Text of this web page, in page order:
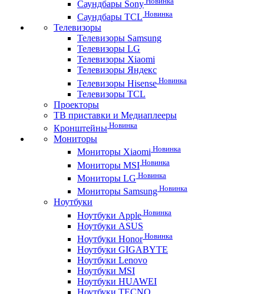
Саундбары Sony
Саундбары TCL Новинка
Телевизоры
Телевизоры Samsung
Телевизоры LG
Телевизоры Xiaomi
Телевизоры Яндекс
Телевизоры Hisense Новинка
Телевизоры TCL
Проекторы
ТВ приставки и Медиаплееры
Кронштейны Новинка
Мониторы
Мониторы Xiaomi Новинка
Мониторы MSI Новинка
Мониторы LG Новинка
Мониторы Samsung Новинка
Ноутбуки
Ноутбуки Apple Новинка
Ноутбуки ASUS
Ноутбуки HonorНовинка
Ноутбуки GIGABYTE
Ноутбуки Lenovo
Ноутбуки MSI
Ноутбуки HUAWEI
Ноутбуки TECNO